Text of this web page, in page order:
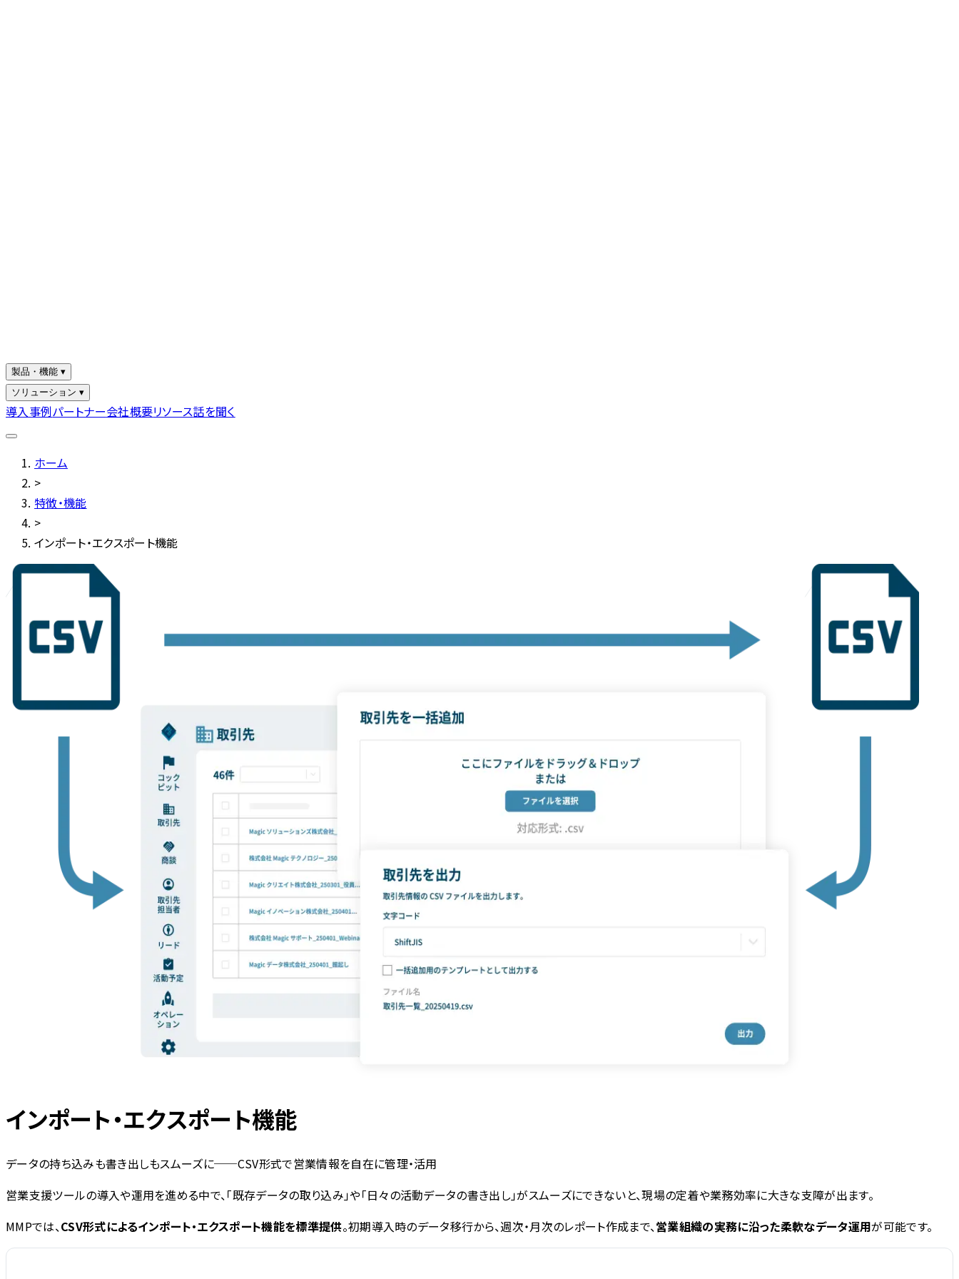
製品・機能 ▾
ソリューション ▾
導入事例パートナー会社概要リソース話を聞く
ホーム
>
特徴・機能
>
インポート・エクスポート機能
インポート・エクスポート機能
データの持ち込みも書き出しもスムーズに──CSV形式で営業情報を自在に管理・活用
営業支援ツールの導入や運用を進める中で、「既存データの取り込み」や「日々の活動データの書き出し」がスムーズにできないと、現場の定着や業務効率に大きな支障が出ます。
MMPでは、CSV形式によるインポート・エクスポート機能を標準提供。初期導入時のデータ移行から、週次・月次のレポート作成まで、営業組織の実務に沿った柔軟なデータ運用が可能です。